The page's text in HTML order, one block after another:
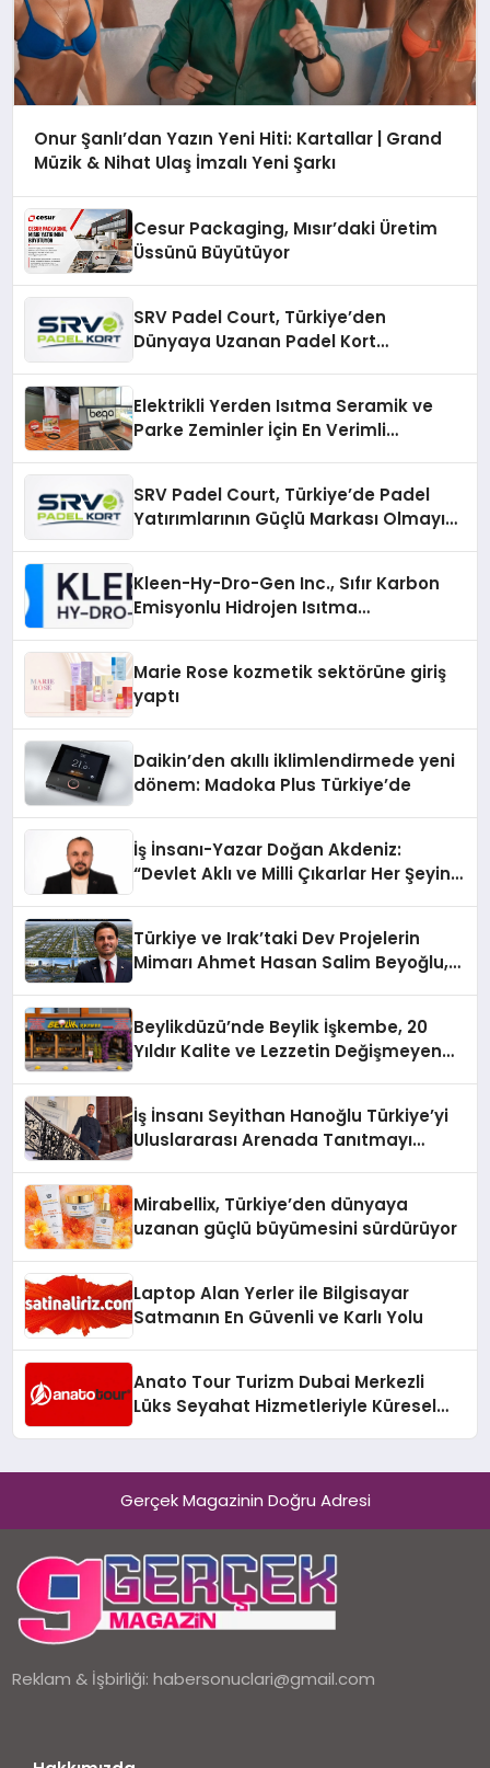
Onur Şanlı’dan Yazın Yeni Hiti: Kartallar | Grand
Müzik & Nihat Ulaş İmzalı Yeni Şarkı
Cesur Packaging, Mısır’daki Üretim
Üssünü Büyütüyor
SRV Padel Court, Türkiye’den
Dünyaya Uzanan Padel Kort
Elektrikli Yerden Isıtma Seramik ve
Parke Zeminler İçin En Verimli
SRV Padel Court, Türkiye’de Padel
Yatırımlarının Güçlü Markası Olmayı
Kleen-Hy-Dro-Gen Inc., Sıfır Karbon
Emisyonlu Hidrojen Isıtma
Marie Rose kozmetik sektörüne giriş
yaptı
Daikin’den akıllı iklimlendirmede yeni
dönem: Madoka Plus Türkiye’de
İş İnsanı-Yazar Doğan Akdeniz:
“Devlet Aklı ve Milli Çıkarlar Her Şeyin
Türkiye ve Irak’taki Dev Projelerin
Mimarı Ahmet Hasan Salim Beyoğlu,
Hayata Geçirecek
Beylikdüzü’nde Beylik İşkembe, 20
Yıldır Kalite ve Lezzetin Değişmeyen
İş İnsanı Seyithan Hanoğlu Türkiye’yi
Uluslararası Arenada Tanıtmayı
Mirabellix, Türkiye’den dünyaya
uzanan güçlü büyümesini sürdürüyor
Laptop Alan Yerler ile Bilgisayar
Satmanın En Güvenli ve Karlı Yolu
Anato Tour Turizm Dubai Merkezli
Lüks Seyahat Hizmetleriyle Küresel
Gerçek Magazinin Doğru Adresi
Reklam & İşbirliği:habersonuclari@gmail.com